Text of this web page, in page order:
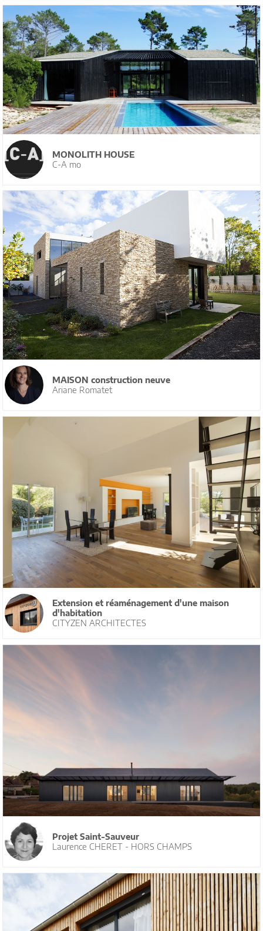
MONOLITH HOUSE
C-A mo
MAISON construction neuve
Ariane Romatet
Extension et réaménagement d'une maison
d'habitation
CITYZEN ARCHITECTES
Projet Saint-Sauveur
Laurence CHERET - HORS CHAMPS